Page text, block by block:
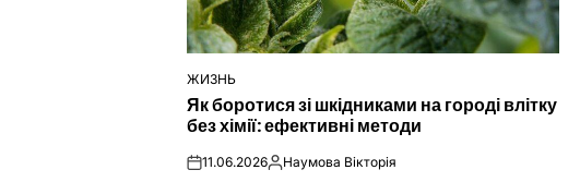
ОПУБЛІКУВАТИ
У
ЖИЗНЬ
Як боротися зі шкідниками на городі влітку
без хімії: ефективні методи
on11.06.2026Опубліковано
Наумова Вікторія